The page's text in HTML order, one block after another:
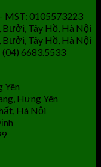
MST: 0105573223
Bưởi, Tây Hồ, Hà Nội
Bưởi, Tây Hồ, Hà Nội
6683.5533
Yên
Hưng Yên
Hà Nội